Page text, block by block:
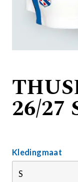
26/27
Kledingmaat